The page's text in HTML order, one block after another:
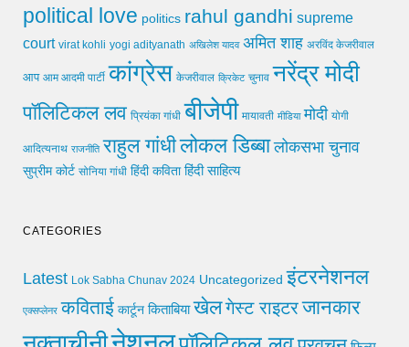
political love politics rahul gandhi supreme
court virat kohli yogi adityanath अखिलेश यादव अमित शाह अरविंद केजरीवाल
आप आम आदमी पार्टी कांग्रेस केजरीवाल क्रिकेट चुनाव नरेंद्र मोदी
पॉलिटिकल लव प्रियंका गांधी बीजेपी मायावती मीडिया मोदी योगी
आदित्यनाथ राजनीति राहुल गांधीलोकल डिब्बा लोकसभा चुनाव
सुप्रीम कोर्ट सोनिया गांधी हिंदी कविता हिंदी साहित्य
CATEGORIES
Latest Lok Sabha Chunav 2024 Uncategorized इंटरनेशनल
एक्सप्लेनर कविताई कार्टून किताबिया खेलगेस्ट राइटरजानकार